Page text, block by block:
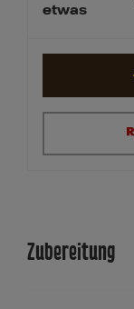
etwas
Zubereitung